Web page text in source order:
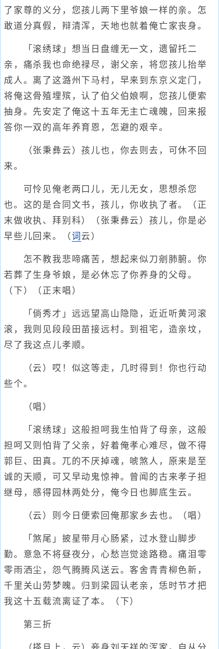
了家尊的义分，您孩儿两下里爷娘一样的亲。怎
敢道分真假，辩清浑，天地也就着俺亡家丧身。
「滚绣球」想当日盘缠无一文，遗留托二
亲，痛杀我也命绝禄尽，谢父亲，将您孩儿抬举
成人。离了这潞州下马村，早来到东京义定门，
将俺这骨殖埋殡，认了伯父伯娘啊，您孩儿便索
抽身。先安定了俺这十五年无主亡魂魄，回来报
答你一双的高年养育恩，怎避的艰辛。
（张秉彝云）孩儿也，你去则去，可休不回
来。
可怜见俺老两口儿，无儿无女，思想杀您
也。这的是合同文书，孩儿，你收执了者。（正
末做收执、拜别科）（张秉彝云）孩儿，你是必
早些儿回来。（ 词 云）
怎不教我悲啼痛苦，想起来似刀剜肺腑。你
若葬了生身爷娘，是必休忘了你养身的父母。
（下）（正末唱）
「倘秀才」远远望高山隐隐，近近听黄河滚
滚，我则见段段田苗接远村。到祖宅，造亲坟，
尽了我这点儿孝顺。
（云）哎！似这等走，几时得到！你也行动
些个。
（唱）
「滚绣球」这般担呵我生怕背了母亲，这般
担呵又则怕背了父亲，好着俺孝心难尽，做不得
郭巨、田真。兀的不厌掉魂，唬煞人，原来是至
诚的天顺，可又早动鬼惊神。曾闻的古来孝子担
继母，感得园林两处分，俺今日也脚底生云。
（云）则今日便索回俺那家乡去也。（唱）
「煞尾」披星带月心肠紧，过水登山脚步
勤。意急不将昼夜分，心愁岂觉途路稳。痛泪零
零雨洒尘，怨气腾腾风送云。客舍青青柳色新，
千里关山劳梦魄。归到梁园认老亲，恁时节才把
我这十五载流离证了本。（下）
第三折